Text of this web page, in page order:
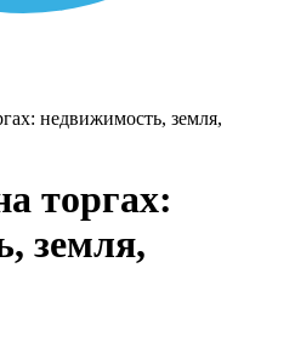
недвижимость, земля,
торгах:
земля,